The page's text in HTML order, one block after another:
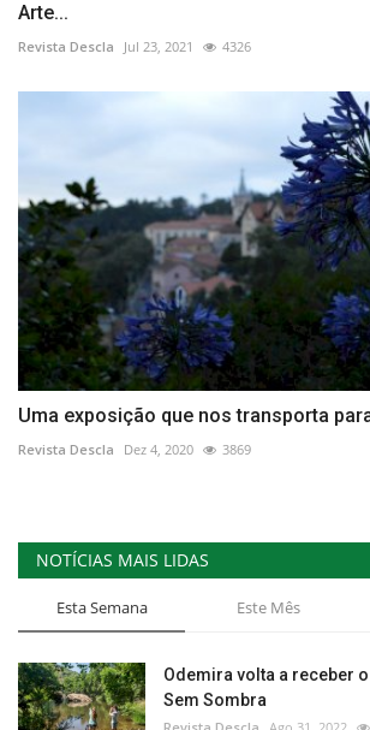
Arte...
Revista Descla Jul 23, 2021 4326
Uma exposição que nos transporta
Revista Descla Dez 4, 2020 3869
NOTÍCIAS MAIS LIDAS
Esta Semana Este Mês
Odemira volta a receber
Sem Sombra